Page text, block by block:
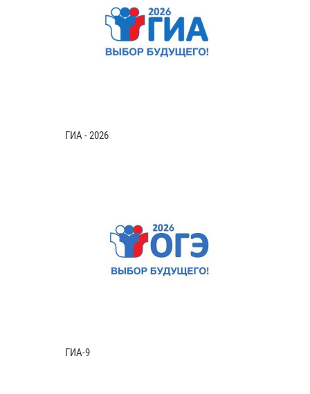
ГИА - 2026
ГИА-9